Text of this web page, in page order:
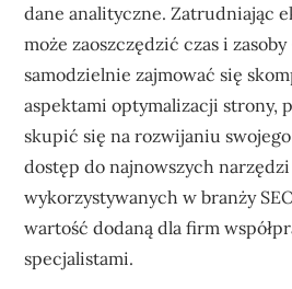
dane analityczne. Zatrudniając
może zaoszczędzić czas i zasoby
samodzielnie zajmować się
aspektami optymalizacji strony,
skupić się na rozwijaniu
dostęp do najnowszych
wykorzystywanych w branży
wartość dodaną dla firm
specjalistami.